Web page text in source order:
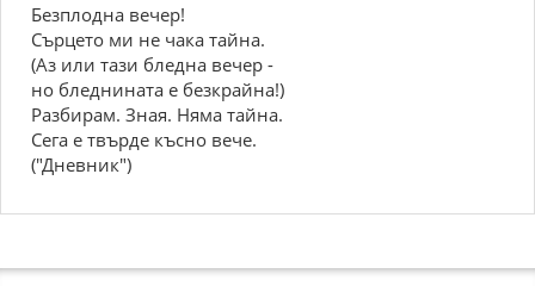
Безплодна вечер!
Сърцето ми не чака тайна.
(Аз или тази бледна вечер -
но бледнината е безкрайна!)
Разбирам. Зная. Няма тайна.
Сега е твърде късно вече.
("Дневник")